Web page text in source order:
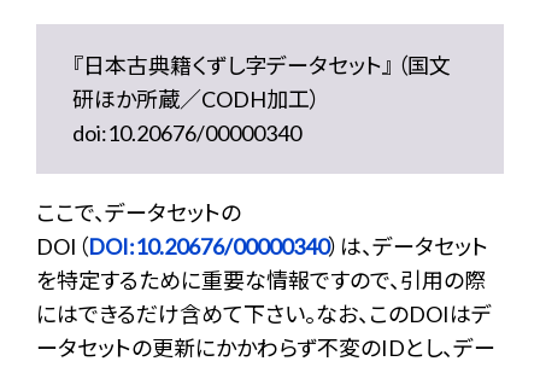
『日本古典籍くずし字データセット』 （国文
研ほか所蔵／CODH加工）
doi:10.20676/00000340
ここで、データセットの
DOI（DOI:10.20676/00000340）は、データセット
を特定するために重要な情報ですので、引用の際
にはできるだけ含めて下さい。なお、このDOIはデ
ータセットの更新にかかわらず不変のIDとし、デー